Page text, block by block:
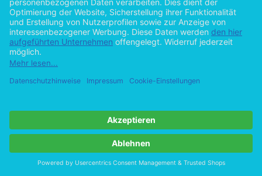
Bereichen der Forschung und Entwicklung finden zwangsläufig auch in der
ihren Niederschlag. Für diejenigen, die in einem klar abgrenzbaren
arbeiten, sind die für Außenstehende äußerst kompliziert erscheinenden,
konventionalisierten und sich ständig weiter entwickelnden kommunikativen
von entscheidender Bedeutung.